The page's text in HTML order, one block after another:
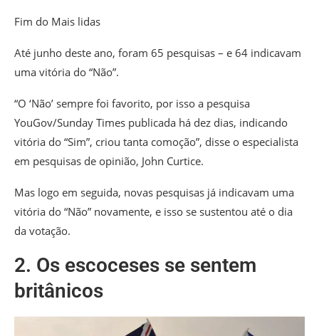
Fim do Mais lidas
Até junho deste ano, foram 65 pesquisas – e 64 indicavam
uma vitória do “Não”.
“O ‘Não’ sempre foi favorito, por isso a pesquisa
YouGov/Sunday Times publicada há dez dias, indicando
vitória do “Sim”, criou tanta comoção”, disse o especialista
em pesquisas de opinião, John Curtice.
Mas logo em seguida, novas pesquisas já indicavam uma
vitória do “Não” novamente, e isso se sustentou até o dia
da votação.
2. Os escoceses se sentem
britânicos